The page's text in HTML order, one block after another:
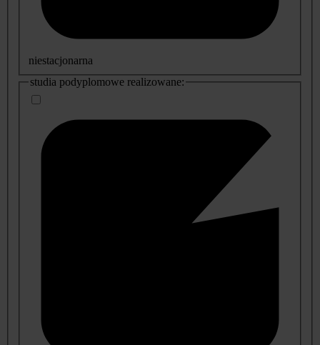
niestacjonarna
studia podyplomowe realizowane: